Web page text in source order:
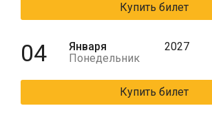
Купить билет
04
Января
Понедельник
2027
Купить билет